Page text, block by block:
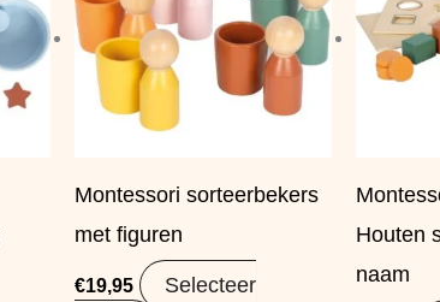
Montessori sorteerbekers
met figuren
€19,95
Selecteer
Houten
naam